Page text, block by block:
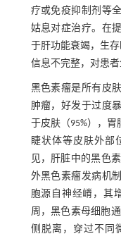
疗或免疫抑制剂等
姑息对症治疗。在
于肝功能衰竭，生
信息不完整，对患者
黑色素瘤是所有皮
肿瘤，好发于过度
于皮肤（95%），
睫状体等皮肤外部
见，肝脏中的黑色
外黑色素瘤发病机
胞源自神经嵴，其
周，黑色素母细胞
侧脱离，穿过不同